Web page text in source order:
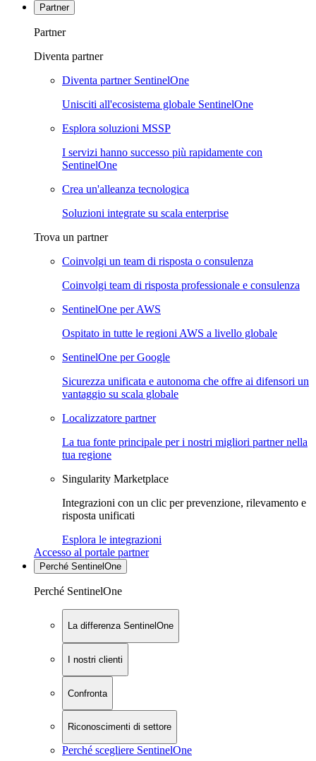
Partner
Partner
Diventa partner
Diventa partner SentinelOne
Unisciti all'ecosistema globale SentinelOne
Esplora soluzioni MSSP
I servizi hanno successo più rapidamente con
SentinelOne
Crea un'alleanza tecnologica
Soluzioni integrate su scala enterprise
Trova un partner
Coinvolgi un team di risposta o consulenza
Coinvolgi team di risposta professionale e consulenza
SentinelOne per AWS
Ospitato in tutte le regioni AWS a livello globale
SentinelOne per Google
Sicurezza unificata e autonoma che offre ai difensori un
vantaggio su scala globale
Localizzatore partner
La tua fonte principale per i nostri migliori partner nella
tua regione
Singularity Marketplace
Integrazioni con un clic per prevenzione, rilevamento e
risposta unificati
Esplora le integrazioni
Accesso al portale partner
Perché SentinelOne
Perché SentinelOne
La differenza SentinelOne
I nostri clienti
Confronta
Riconoscimenti di settore
Perché scegliere SentinelOne